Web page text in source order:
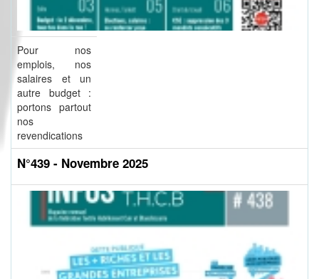
Pour nos
emplois, nos
salaires et un
autre budget :
portons partout
nos
revendications
N°439 - Novembre 2025